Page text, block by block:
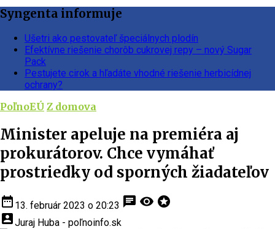
Syngenta informuje
Ušetri ako pestovateľ špeciálnych plodín
Efektívne riešenie chorôb cukrovej repy – nový Sugar
Pack
Pestujete cirok a hľadáte vhodné riešenie herbicídnej
ochrany?
PoľnoEÚ Z domova
Minister apeluje na premiéra aj
prokurátorov. Chce vymáhať
prostriedky od sporných žiadateľov
date_range 13. február 2023 o 20:23 chat visibility stars
account_boxJuraj Huba - poľnoinfo.sk